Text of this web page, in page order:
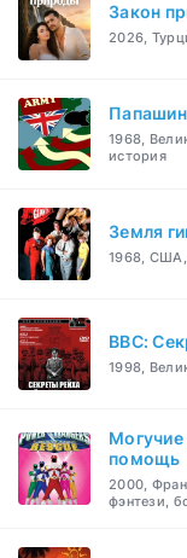
Закон
2026,
1968,
история
Земля
1968, США,
BBC:
1998,
помощь
2000,
фэнтези,